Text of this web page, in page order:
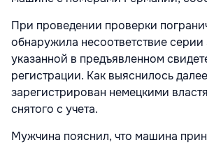
При проведении проверки
обнаружила несоответствие
указанной в предъявленном
регистрации. Как выяснилось
зарегистрирован немецкими
снятого с учета.
Мужчина пояснил, что машина